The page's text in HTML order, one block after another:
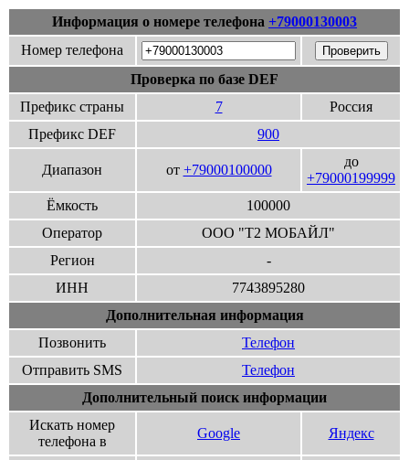
Информация о номере телефона +79000130003
Номер телефона
Проверка по базе DEF
Префикс страны
7
Россия
Префикс DEF
900
Диапазон от +79000100000
до
+79000199999
Ёмкость
100000
Оператор
ООО "Т2 МОБАЙЛ"
Регион
-
ИНН
7743895280
Дополнительная информация
Позвонить
Телефон
Отправить SMS
Телефон
Дополнительный поиск информации
Искать номер
телефона в
Google Яндекс